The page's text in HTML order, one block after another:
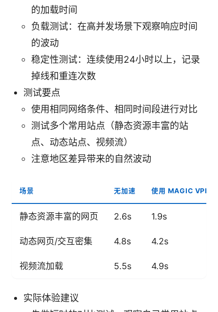
的加载时间
负载测试：在高并发场景下观察响应时间
的波动
稳定性测试：连续使用24小时以上，记录
掉线和重连次数
测试要点
使用相同网络条件、相同时间段进行对比
测试多个常用站点（静态资源丰富的站
点、动态站点、视频流）
注意地区差异带来的自然波动
场景 无加速 使用 MAGIC VPN
静态资源丰富的网页 2.6s 1.9s
动态网页/交互密集 4.8s 4.2s
视频流加载 5.5s 4.9s
实际体验建议